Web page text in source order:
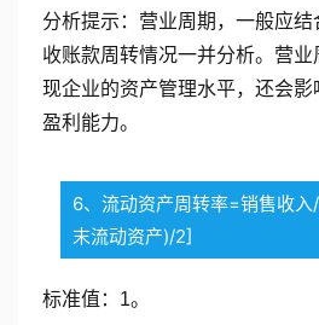
分析提示：营业周期，一般应
收账款周转情况一并分析。营
现企业的资产管理水平，还会影
盈利能力。
6、流动资产周转率=销售收
末流动资产)/2]
标准值：1。